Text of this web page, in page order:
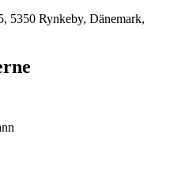
5350 Rynkeby, Dänemark,